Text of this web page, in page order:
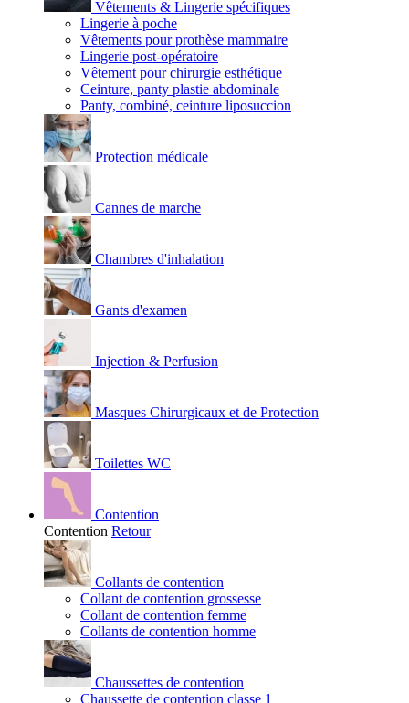
Vêtements & Lingerie spécifiques
Lingerie à poche
Vêtements pour prothèse mammaire
Lingerie post-opératoire
Vêtement pour chirurgie esthétique
Ceinture, panty plastie abdominale
Panty, combiné, ceinture liposuccion
Protection médicale
Cannes de marche
Chambres d'inhalation
Gants d'examen
Injection & Perfusion
Masques Chirurgicaux et de Protection
Toilettes WC
Contention
Contention Retour
Collants de contention
Collant de contention grossesse
Collant de contention femme
Collants de contention homme
Chaussettes de contention
Chaussette de contention classe 1